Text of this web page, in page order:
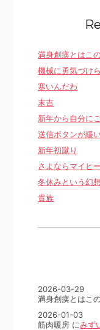
満身創痍とはこ
機械に勇気づけ
寒いんだわ
末吉
新年から自分に
送信ボタンが緩
新年初蹴り
さよならマイヒ
冬休みという幻想
貴族
2026-03-29
満身創痍とはこ
2026-01-03
筋肉暖房 にみず